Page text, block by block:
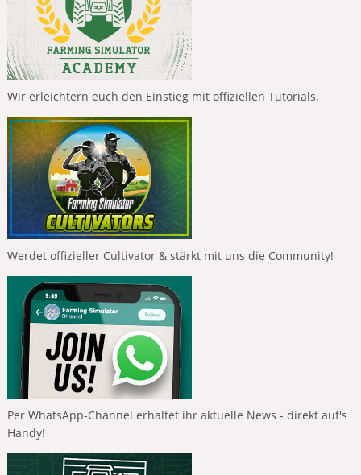
Wir erleichtern euch den Einstieg mit offiziellen Tutorials.
Werdet offizieller Cultivator & stärkt mit uns die Community!
Per WhatsApp-Channel erhaltet ihr aktuelle News - direkt auf's
Handy!